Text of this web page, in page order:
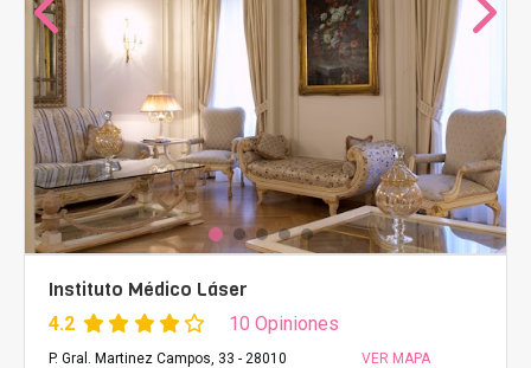
Instituto Médico Láser
4.2 10 Opiniones
P. Gral. Martinez Campos, 33 - 28010
VER MAPA